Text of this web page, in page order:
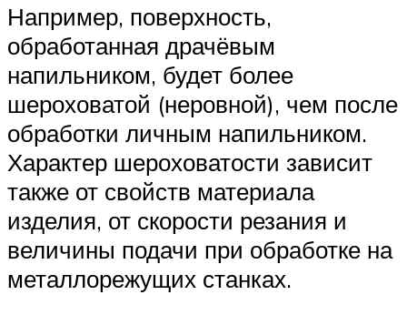
Например, поверхность,
обработанная драчёвым
напильником, будет более
шероховатой (неровной), чем после
обработки личным напильником.
Характер шероховатости зависит
также от свойств материала
изделия, от скорости резания и
величины подачи при обработке на
металлорежущих станках.